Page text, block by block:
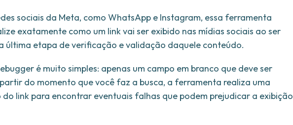
sociais da Meta, como WhatsApp e Instagram, essa ferramenta
exatamente como um link vai ser exibido nas mídias sociais ao ser
última etapa de verificação e validação daquele conteúdo.
é muito simples: apenas um campo em branco que deve ser
do momento que você faz a busca, a ferramenta realiza uma
link para encontrar eventuais falhas que podem prejudicar a exibição